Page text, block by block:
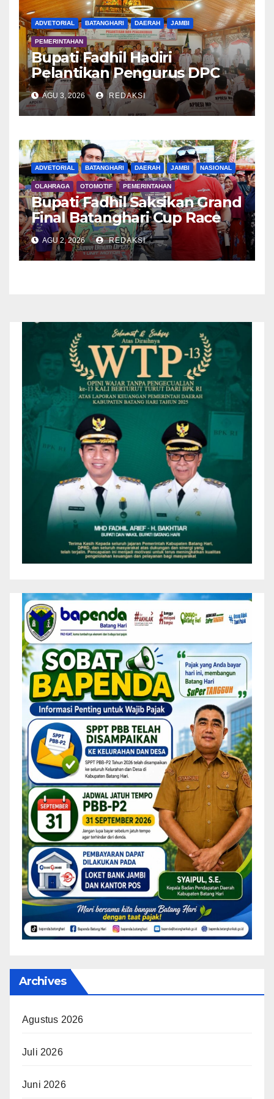
ADVETORIAL BATANGHARI DAERAH JAMBI
PEMERINTAHAN
Bupati Fadhil Hadiri
Pelantikan Pengurus DPC
APDESI MP
AGU 3, 2026 REDAKSI
ADVETORIAL BATANGHARI DAERAH JAMBI NASIONAL
OLAHRAGA OTOMOTIF PEMERINTAHAN
Bupati Fadhil Saksikan Grand
Final Batanghari Cup Race
2026
AGU 2, 2026 REDAKSI
Archives
Agustus 2026
Juli 2026
Juni 2026